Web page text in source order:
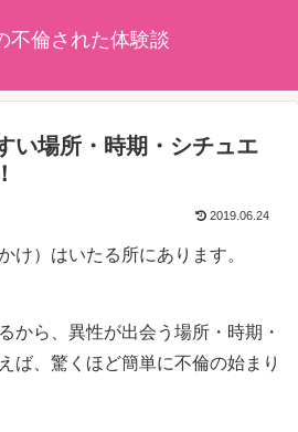
不倫された体験談
い場所・時期・シチュエ
2019.06.24
け）はいたる所にあります。
から、異性が出会う場所・時期・
ば、驚くほど簡単に不倫の始まり